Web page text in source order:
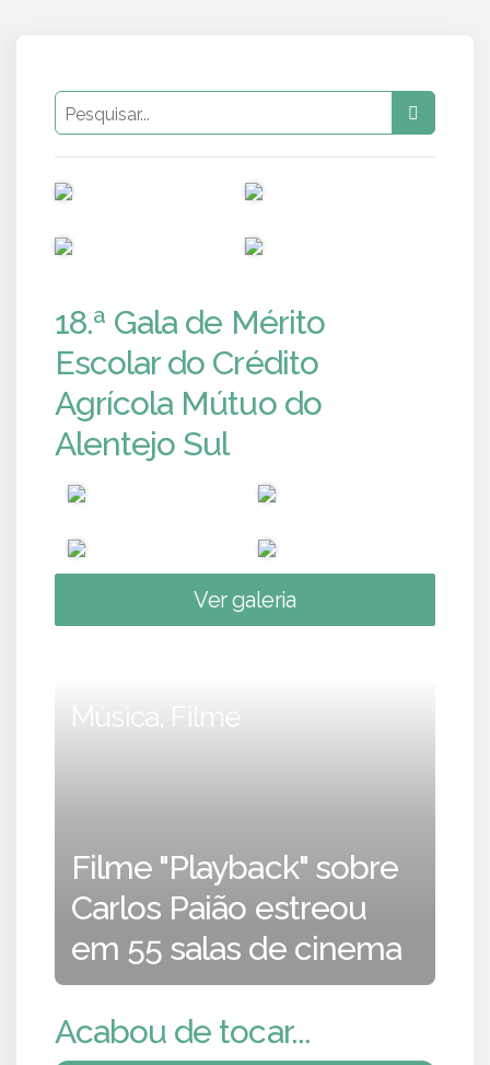
18.ª Gala de Mérito
Escolar do Crédito
Agrícola Mútuo do
Alentejo Sul
Ver galeria
Música, Filme
Filme "Playback" sobre
Carlos Paião estreou
em 55 salas de cinema
Acabou de tocar...